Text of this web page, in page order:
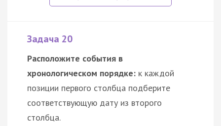
Задача 20
Расположите события в
хронологическом порядке: к каждой
позиции первого столбца подберите
соответствующую дату из второго
столбца.